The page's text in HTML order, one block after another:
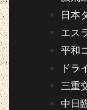
日本
エス
平和
ドラ
三重
中日